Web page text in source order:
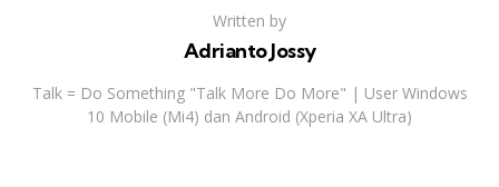
Written by
Adrianto Jossy
Talk = Do Something "Talk More Do More" | User Windows
10 Mobile (Mi4) dan Android (Xperia XA Ultra)